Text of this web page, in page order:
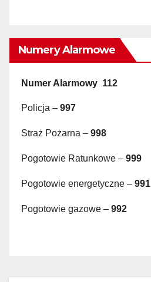
Numery Alarmowe
Numer Alarmowy 112
Policja – 997
Straż Pożarna – 998
Pogotowie Ratunkowe – 999
Pogotowie energetyczne – 991
Pogotowie gazowe – 992